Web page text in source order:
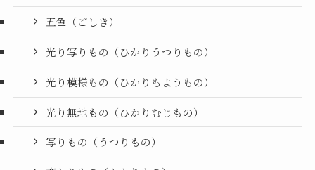
五色（ごしき）
光り写りもの（ひかりうつりもの）
光り模様もの（ひかりもようもの）
光り無地もの（ひかりむじもの）
写りもの（うつりもの）